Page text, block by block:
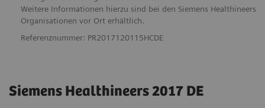
Weitere Informationen hierzu sind bei den Siemens Healthineers
Organisationen vor Ort erhältlich.
Referenznummer: PR2017120115HCDE
Siemens Healthineers 2017 DE